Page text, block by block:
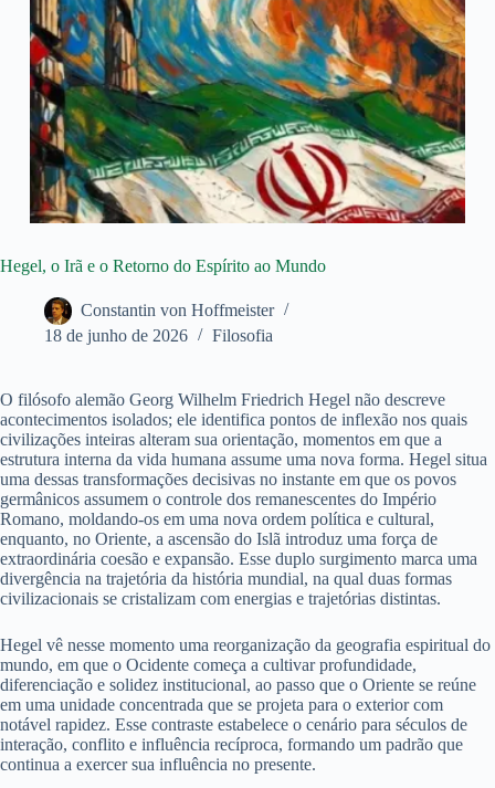
Hegel, o Irã e o Retorno do Espírito ao Mundo
Constantin von Hoffmeister
18 de junho de 2026
Filosofia
O filósofo alemão Georg Wilhelm Friedrich Hegel não descreve
acontecimentos isolados; ele identifica pontos de inflexão nos quais
civilizações inteiras alteram sua orientação, momentos em que a
estrutura interna da vida humana assume uma nova forma. Hegel situa
uma dessas transformações decisivas no instante em que os povos
germânicos assumem o controle dos remanescentes do Império
Romano, moldando-os em uma nova ordem política e cultural,
enquanto, no Oriente, a ascensão do Islã introduz uma força de
extraordinária coesão e expansão. Esse duplo surgimento marca uma
divergência na trajetória da história mundial, na qual duas formas
civilizacionais se cristalizam com energias e trajetórias distintas.
Hegel vê nesse momento uma reorganização da geografia espiritual do
mundo, em que o Ocidente começa a cultivar profundidade,
diferenciação e solidez institucional, ao passo que o Oriente se reúne
em uma unidade concentrada que se projeta para o exterior com
notável rapidez. Esse contraste estabelece o cenário para séculos de
interação, conflito e influência recíproca, formando um padrão que
continua a exercer sua influência no presente.